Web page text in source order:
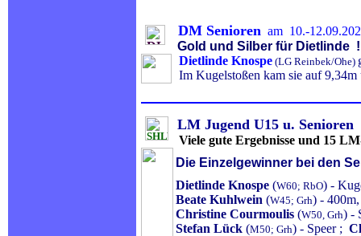
DM Senioren am 10.-
Gold und Silber für Dietlinde !
Dietlinde Knospe (LG Reinbek/Ohe)
Im Kugelstoßen kam sie auf
LM Jugend U15 u. Senioren
Viele gute Ergebnisse und 15
Die Einzelgewinner bei den
Dietlinde Knospe (W60; RbO) -
Beate Kuhlwein (W45; Grh) -
Christine Courmoulis (W50, Grh) -
Stefan Lück (M50; Grh) - Speer ;